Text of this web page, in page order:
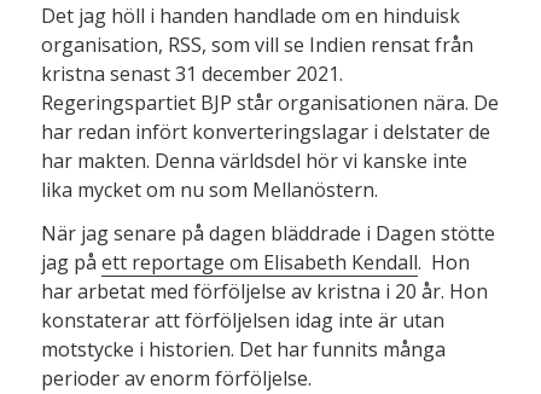
Det jag höll i handen handlade om en hinduisk
organisation, RSS, som vill se Indien rensat från
kristna senast 31 december 2021.
Regeringspartiet BJP står organisationen nära. De
har redan infört konverteringslagar i delstater de
har makten. Denna världsdel hör vi kanske inte
lika mycket om nu som Mellanöstern.
När jag senare på dagen bläddrade i Dagen stötte
jag påett reportage om Elisabeth Kendall. Hon
har arbetat med förföljelse av kristna i 20 år. Hon
konstaterar att förföljelsen idag inte är utan
motstycke i historien. Det har funnits många
perioder av enorm förföljelse.